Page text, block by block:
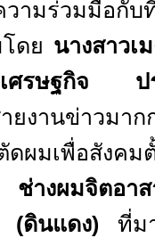
ามร่วมมือกั
ดย นางสาว
เศรษฐกิจ ป
ยงานข่าวมา
ดผมเพื่อสัง
ช่างผมจิตอา
(ดินแดง) ที่ม